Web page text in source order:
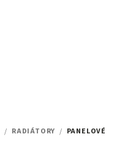
/ RADIÁTORY / PANELOVÉ